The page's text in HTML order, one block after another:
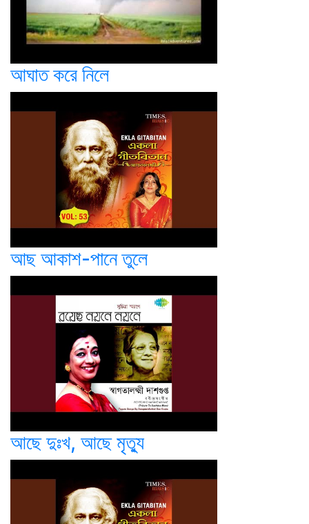
আঘাত করে নিলে
আছ আকাশ-পানে তুলে
আছে দুঃখ, আছে মৃত্যু